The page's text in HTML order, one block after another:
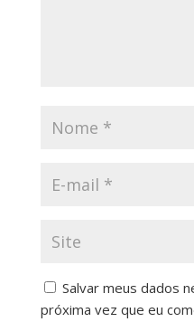
Salvar meus dados
próxima vez que eu